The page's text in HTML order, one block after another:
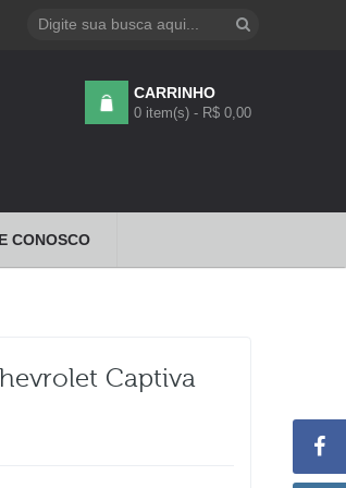
CARRINHO
0 item(s) - R$ 0,00
CONOSCO
Captiva